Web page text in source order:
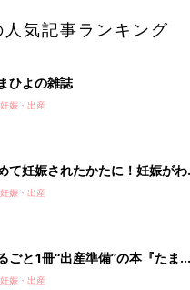
気記事ランキング
ひよの雑誌
妊娠・出産
て妊娠されたかたに！妊娠がわ
ら最初に読む本『初めてのたま
妊娠・出産
ごと1冊“出産準備”の本『たまご
ブ 夏号』〈スペシャル大特集〉
妊娠・出産